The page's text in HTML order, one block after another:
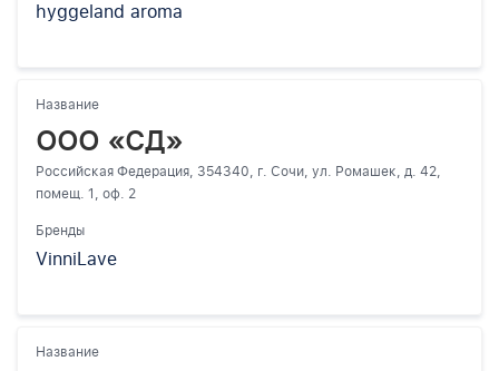
hyggeland aroma
Название
ООО «СД»
Российская Федерация, 354340, г. Сочи, ул. Ромашек, д. 42,
помещ. 1, оф. 2
Бренды
VinniLave
Название